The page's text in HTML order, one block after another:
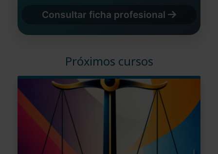
Consultar ficha profesional
Próximos cursos